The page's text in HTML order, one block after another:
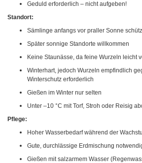
Geduld erforderlich – nicht aufgeben!
Standort:
Sämlinge anfangs vor praller Sonne
Später sonnige Standorte willkommen
Keine Staunässe, da feine Wurzeln leicht
Winterhart, jedoch Wurzeln empfindlich
Winterschutz erforderlich
Gießen im Winter nur selten
Unter –10 °C mit Torf, Stroh oder Reisig
Pflege:
Hoher Wasserbedarf während der
Gute, durchlässige Erdmischung
Gießen mit salzarmem Wasser